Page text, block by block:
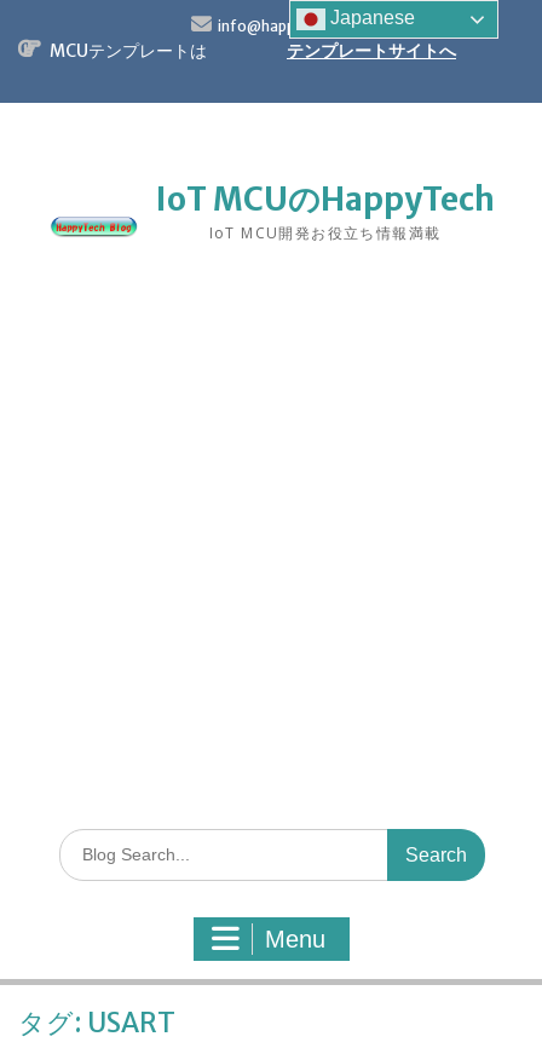
info@happytech.jp
MCUテンプレートは テンプレートサイトへ
IoT MCUのHappyTech
IoT MCU開発お役立ち情報満載
S
e
o
Menu
タグ: USART
Japanese